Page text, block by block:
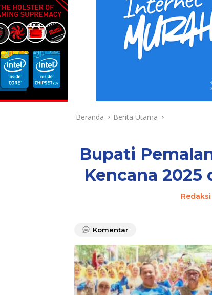
Beranda Berita Utama
Bupati
Kencana 2025
Redaksi
Komentar